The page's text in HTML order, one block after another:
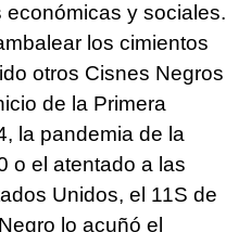
y sociales.
los cimientos
otros Cisnes Negros
de la Primera
la pandemia de la
o el atentado a las
Unidos, el 11S de
lo acuñó el